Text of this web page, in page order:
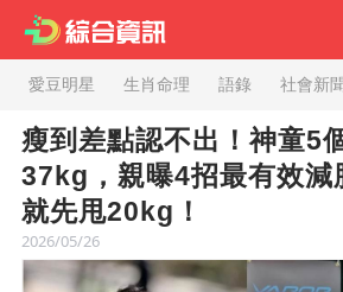
愛豆明星 生肖命理 語錄 社會新聞
瘦到差點認不出！神童5
37kg，親曝4招最有效減
就先甩20kg！
2026/05/26